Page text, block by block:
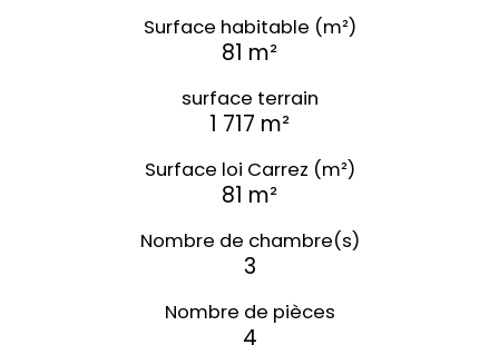
Surface habitable (m²)
81 m²
surface terrain
1 717 m²
Surface loi Carrez (m²)
81 m²
Nombre de chambre(s)
3
Nombre de pièces
4